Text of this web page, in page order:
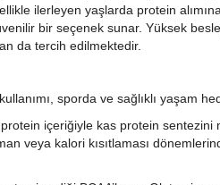
ilerleyen yaşlarda protein
bir seçenek sunar. Yüksek
da tercih edilmektedir.
sporda ve sağlıklı yaşam
protein içeriğiyle kas protein
veya kalori kısıtlaması